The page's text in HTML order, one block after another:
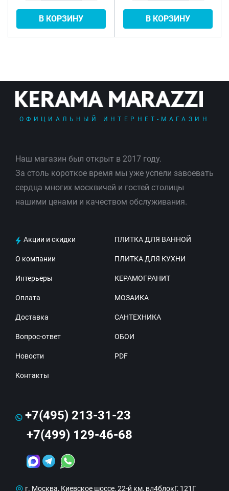
В КОРЗИНУ В КОРЗИНУ
ОФИЦИАЛЬНЫЙ ИНТЕРНЕТ-МАГАЗИН
Наш магазин был открыт в 2017 году.
За столь короткое время мы уже успели завоевать
сердца многих москвичей и гостей столицы
нашими ценами и качеством обслуживания.
Акции и скидки
О компании
Интерьеры
Оплата
Доставка
Вопрос-ответ
Новости
Контакты
ПЛИТКА ДЛЯ ВАННОЙ
ПЛИТКА ДЛЯ КУХНИ
КЕРАМОГРАНИТ
МОЗАИКА
САНТЕХНИКА
ОБОИ
PDF
+7(495) 213-31-23
+7(499) 129-46-68
г. Москва, Киевское шоссе, 22-й км, вл4блокГ, 121Г